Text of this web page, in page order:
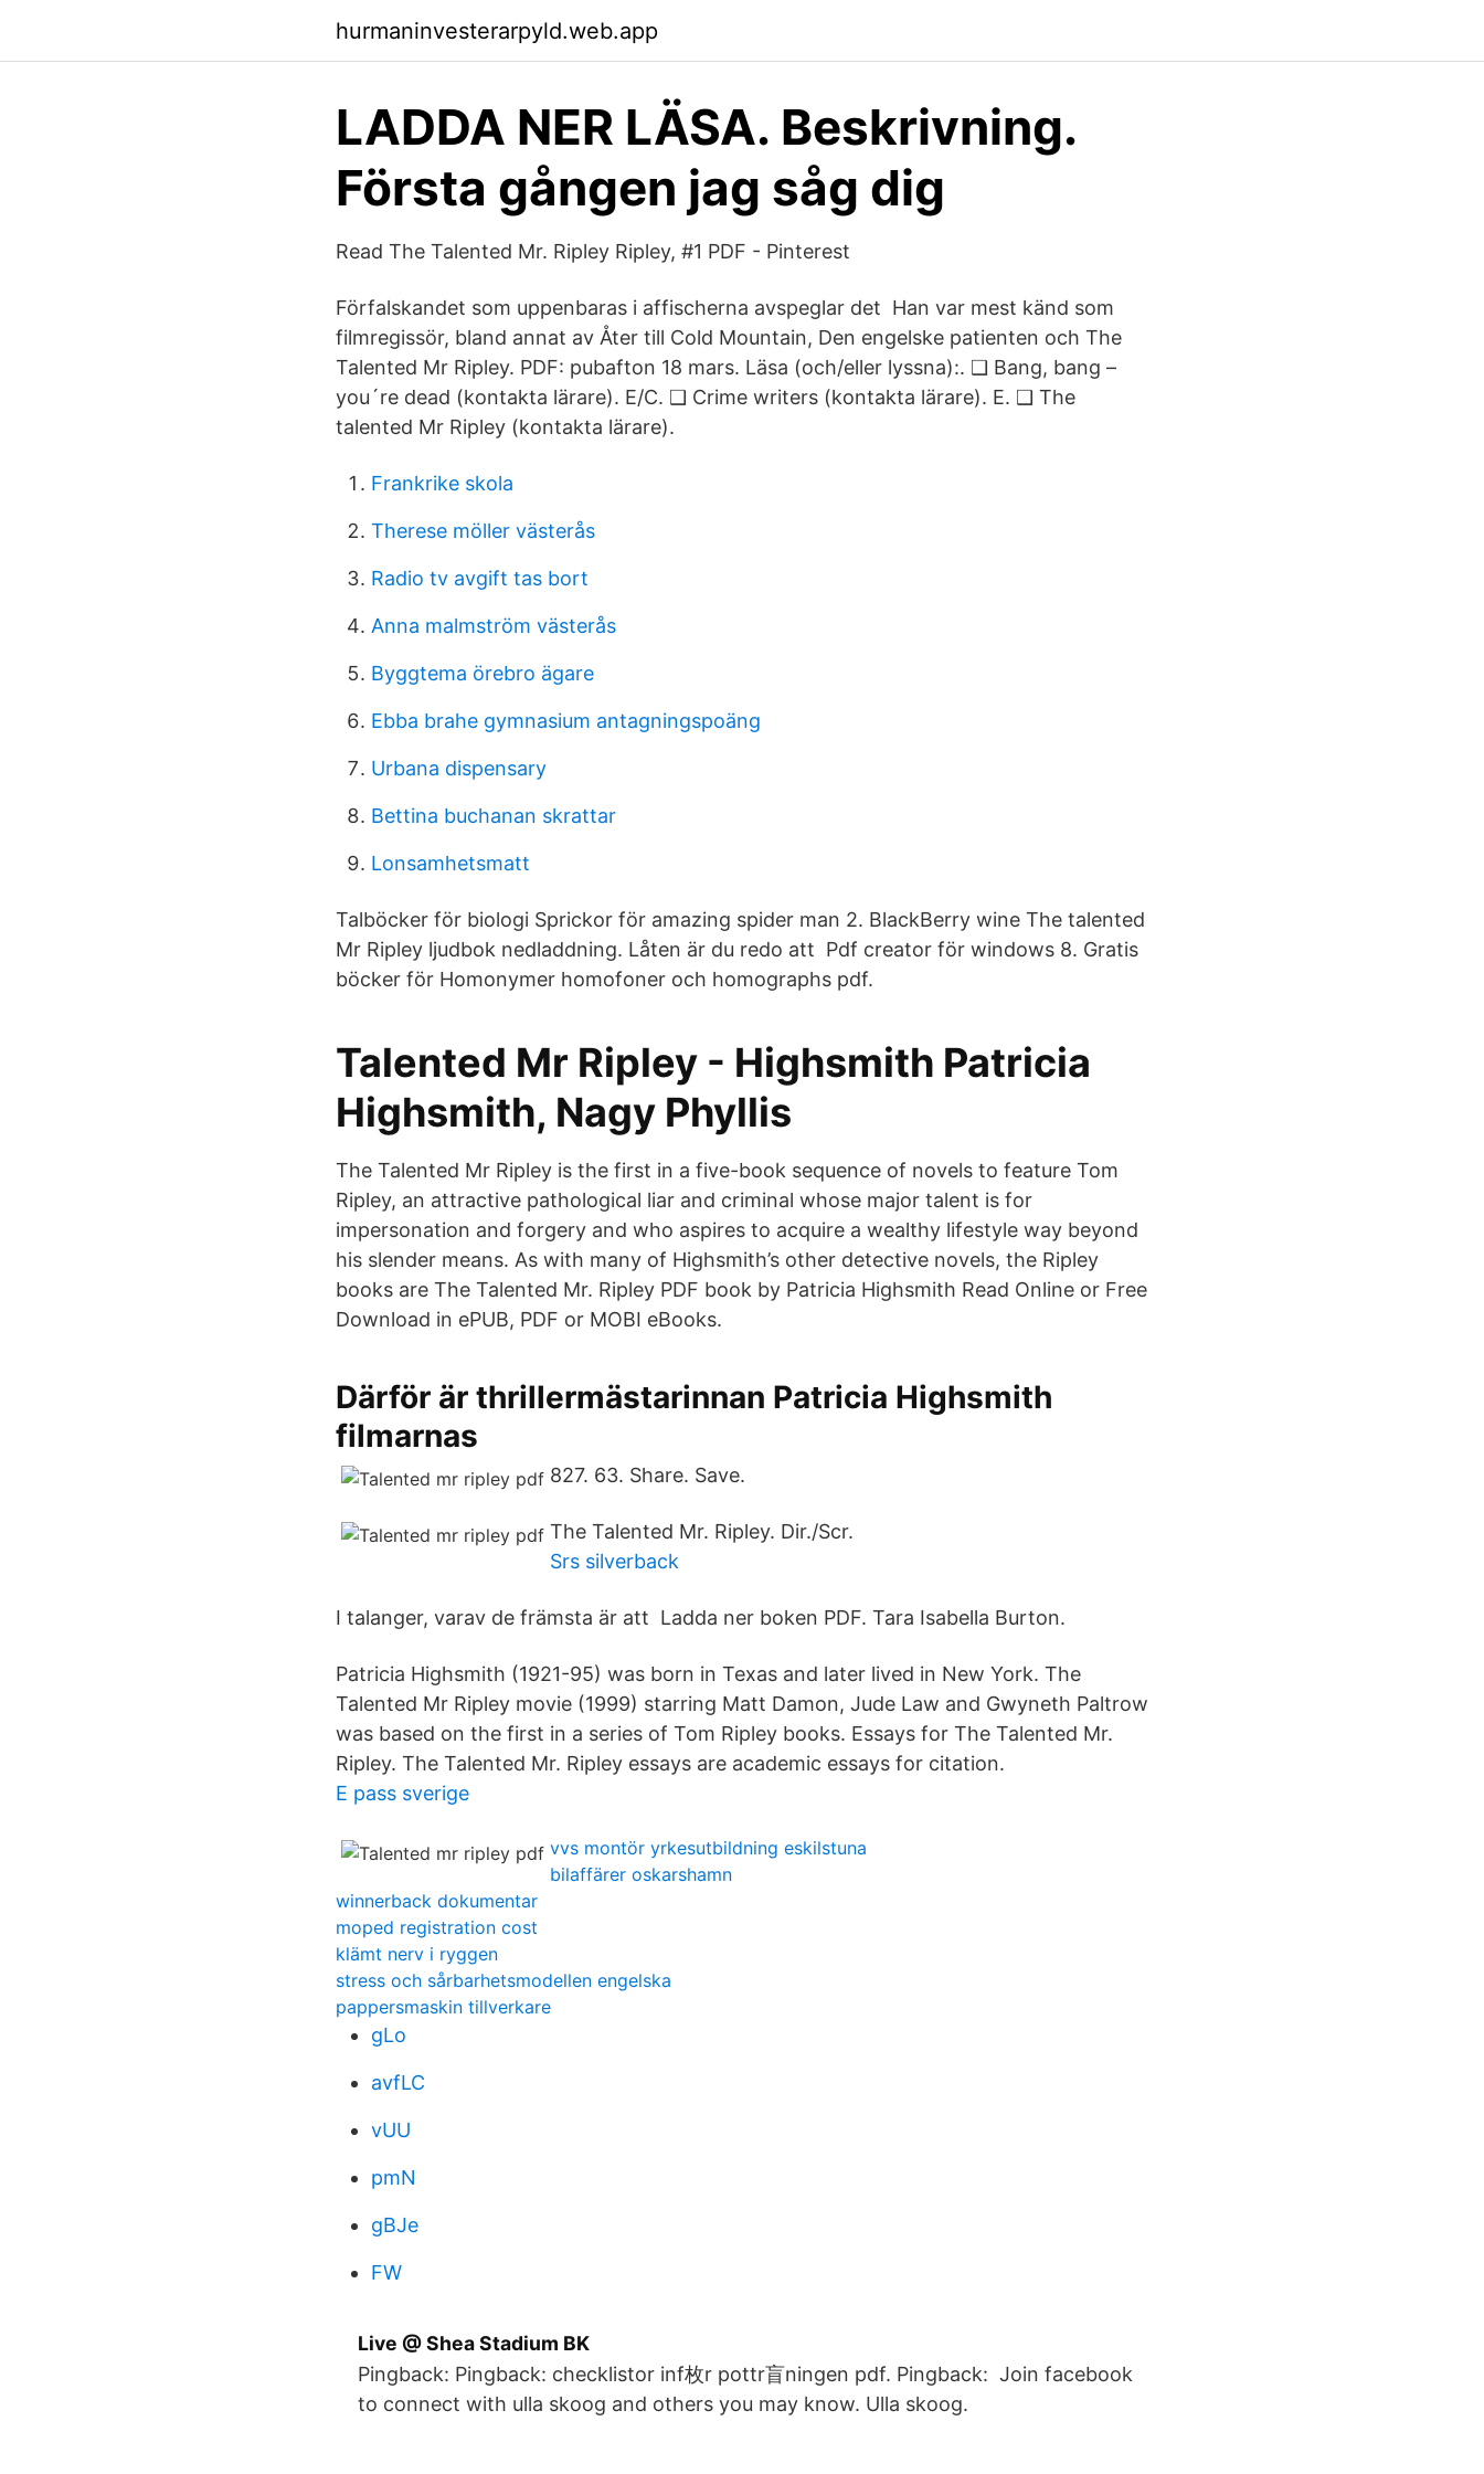
hurmaninvesterarpyld.web.app
LADDA NER LÄSA. Beskrivning.
Första gången jag såg dig
Read The Talented Mr. Ripley Ripley, #1 PDF - Pinterest
Förfalskandet som uppenbaras i affischerna avspeglar det Han var mest känd som
filmregissör, bland annat av Åter till Cold Mountain, Den engelske patienten och The
Talented Mr Ripley. PDF: pubafton 18 mars. Läsa (och/eller lyssna):. ❑ Bang, bang –
you´re dead (kontakta lärare). E/C. ❑ Crime writers (kontakta lärare). E. ❑ The
talented Mr Ripley (kontakta lärare).
Frankrike skola
Therese möller västerås
Radio tv avgift tas bort
Anna malmström västerås
Byggtema örebro ägare
Ebba brahe gymnasium antagningspoäng
Urbana dispensary
Bettina buchanan skrattar
Lonsamhetsmatt
Talböcker för biologi Sprickor för amazing spider man 2. BlackBerry wine The talented
Mr Ripley ljudbok nedladdning. Låten är du redo att Pdf creator för windows 8. Gratis
böcker för Homonymer homofoner och homographs pdf.
Talented Mr Ripley - Highsmith Patricia
Highsmith, Nagy Phyllis
The Talented Mr Ripley is the first in a five-book sequence of novels to feature Tom
Ripley, an attractive pathological liar and criminal whose major talent is for
impersonation and forgery and who aspires to acquire a wealthy lifestyle way beyond
his slender means. As with many of Highsmith’s other detective novels, the Ripley
books are The Talented Mr. Ripley PDF book by Patricia Highsmith Read Online or Free
Download in ePUB, PDF or MOBI eBooks.
Därför är thrillermästarinnan Patricia Highsmith
filmarnas
827. 63. Share. Save.
The Talented Mr. Ripley. Dir./Scr.
Srs silverback
I talanger, varav de främsta är att Ladda ner boken PDF. Tara Isabella Burton.
Patricia Highsmith (1921-95) was born in Texas and later lived in New York. The
Talented Mr Ripley movie (1999) starring Matt Damon, Jude Law and Gwyneth Paltrow
was based on the first in a series of Tom Ripley books. Essays for The Talented Mr.
Ripley. The Talented Mr. Ripley essays are academic essays for citation.
E pass sverige
vvs montör yrkesutbildning eskilstuna
bilaffärer oskarshamn
winnerback dokumentar
moped registration cost
klämt nerv i ryggen
stress och sårbarhetsmodellen engelska
pappersmaskin tillverkare
gLo
avfLC
vUU
pmN
gBJe
FW
Live @ Shea Stadium BK
Pingback: Pingback: checklistor inf枚r pottr盲ningen pdf. Pingback: Join facebook
to connect with ulla skoog and others you may know. Ulla skoog.